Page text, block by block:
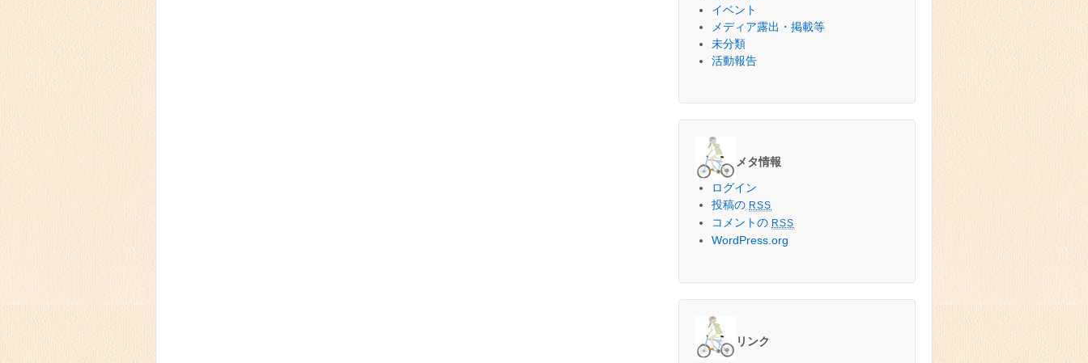
イベント
メディア露出・掲載等
未分類
活動報告
メタ情報
ログイン
投稿の RSS
コメントの RSS
WordPress.org
リンク